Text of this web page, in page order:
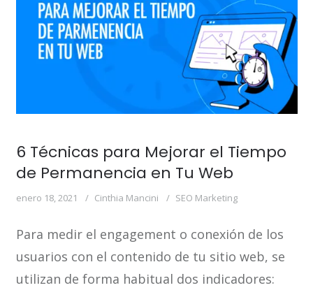
6 Técnicas para Mejorar el Tiempo
de Permanencia en Tu Web
enero 18, 2021 Cinthia Mancini SEO Marketing
Para medir el engagement o conexión de los
usuarios con el contenido de tu sitio web, se
utilizan de forma habitual dos indicadores: